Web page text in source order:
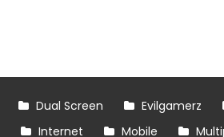
Dual Screen Evilgamerz
Internet Mobile